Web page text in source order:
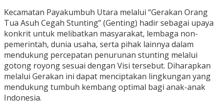
Kecamatan Payakumbuh Utara melalui “Gerakan Orang
Tua Asuh Cegah Stunting” (Genting) hadir sebagai upaya
konkrit untuk melibatkan masyarakat, lembaga non-
pemerintah, dunia usaha, serta pihak lainnya dalam
mendukung percepatan penurunan stunting melalui
gotong royong sesuai dengan Visi tersebut. Diharapkan
melalui Gerakan ini dapat menciptakan lingkungan yang
mendukung tumbuh kembang optimal bagi anak-anak
Indonesia.